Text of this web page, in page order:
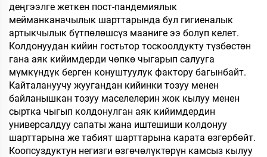
деңгээлге жеткен пост-пандемиялык
мейманканачылык шарттарында бул гигиеналык
артыкчылык бүтпөлөшсүз мааниге ээ болуп келет.
Колдонуудан кийин гостьтор тоскоолдукту түзбөстөн
гана аяк кийимдерди чөпкө чыгарып салууга
мүмкүндүк берген конуштуулук фактору багынбайт.
Кайталануучу жуугандан кийинки тозуу менен
байланышкан тозуу маселелерин жок кылуу менен
сыртка чыгып колдонулган аяк кийимдердин
универсалдуу сапаты жана иштешиши колдонуу
шарттарына же табият шарттарына карата өзгөрбөйт.
Коопсуздуктун негизги өзгөчөлүктөрүн камсыз кылуу